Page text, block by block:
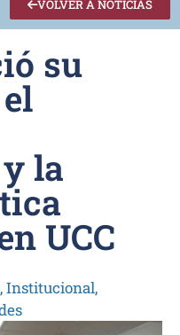
VOLVER A NOTICIAS
su
la
UCC
,Institucional,